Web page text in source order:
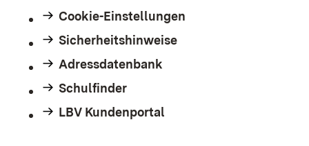
Cookie-Einstellungen
Sicherheitshinweise
Adressdatenbank
Schulfinder
LBV Kundenportal